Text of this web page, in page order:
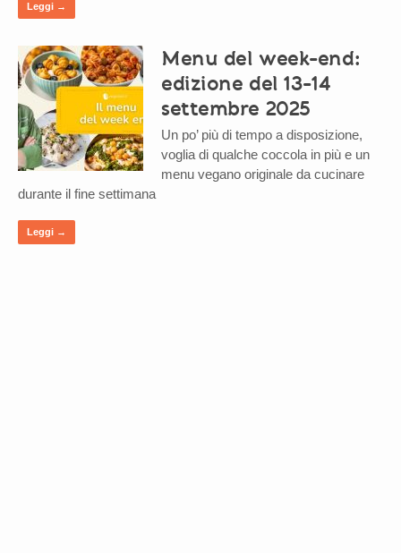
Leggi →
Menu del week-end:
edizione del 13-14
settembre 2025
Un po’ più di tempo a disposizione,
voglia di qualche coccola in più e un
menu vegano originale da cucinare
durante il fine settimana
Leggi →